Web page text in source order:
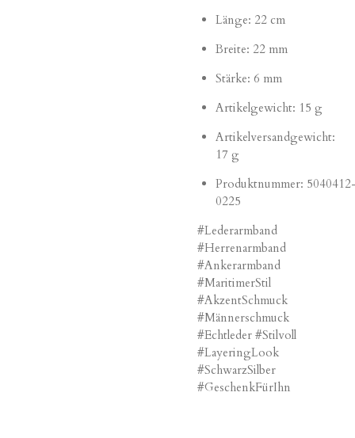
Länge: 22 cm
Breite: 22 mm
Stärke: 6 mm
Artikelgewicht: 15 g
Artikelversandgewicht:
17 g
Produktnummer:
0225
#Lederarmband
#Herrenarmband
#Ankerarmband
#MaritimerStil
#AkzentSchmuck
#Männerschmuck
#Echtleder #Stilvoll
#LayeringLook
#SchwarzSilber
#GeschenkFürIhn